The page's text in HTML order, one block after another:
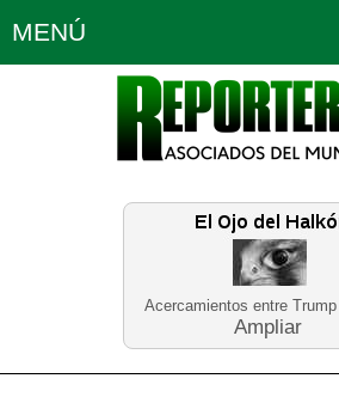
Acercamientos entre
Ampliar
MENÚ
Política Opinión
Planeta Tierra
Educación